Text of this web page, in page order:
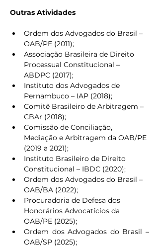
Outras Atividades
Ordem dos Advogados do Brasil –
OAB/PE (2011);
Associação Brasileira de Direito
Processual Constitucional –
ABDPC (2017);
Instituto dos Advogados de
Pernambuco – IAP (2018);
Comitê Brasileiro de Arbitragem –
CBAr (2018);
Comissão de Conciliação,
Mediação e Arbitragem da OAB/PE
(2019 a 2021);
Instituto Brasileiro de Direito
Constitucional – IBDC (2020);
Ordem dos Advogados do Brasil –
OAB/BA (2022);
Procuradoria de Defesa dos
Honorários Advocatícios da
OAB/PE (2025);
Ordem dos Advogados do Brasil –
OAB/SP (2025);